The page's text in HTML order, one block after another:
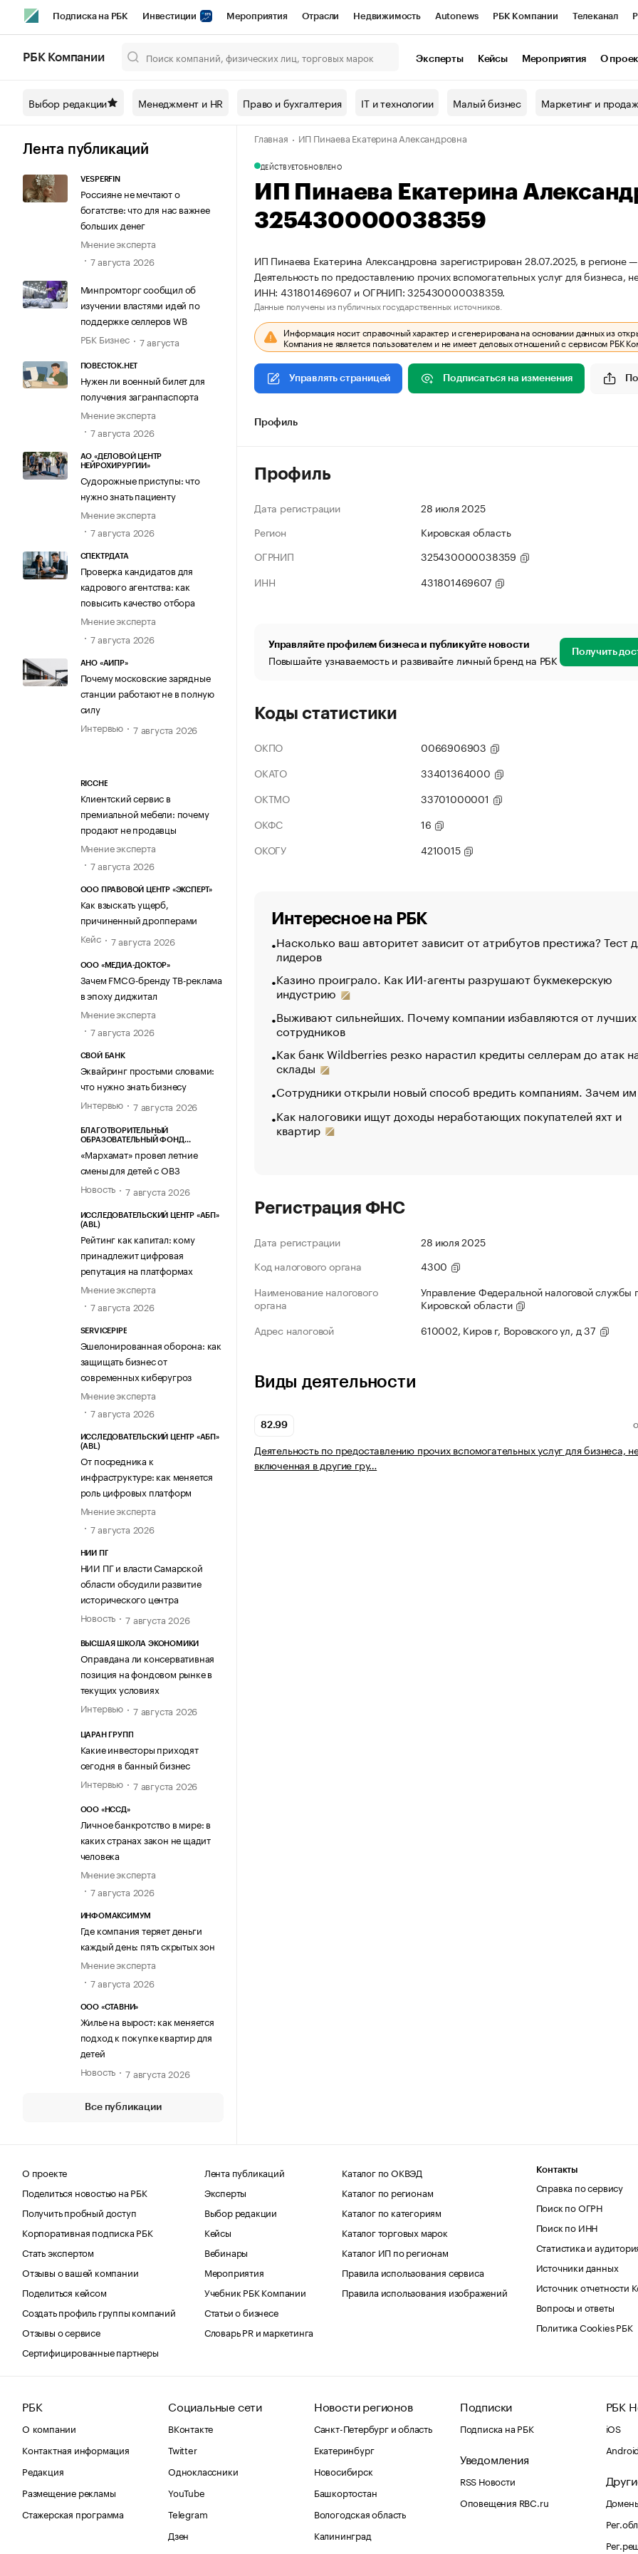
Подписка на РБК Инвестиции Мероприятия Отрасли Недвижимость Autonews РБК Компании Телеканал
Спецпроекты СПб Конференции СПб Спецпроекты Проверка контрагентов
Технологии и медиа Рынок наличной валюты
РБК Компании Эксперты Кейсы Мероприятия О
Выбор редакции Менеджмент и HR Право и бухгалтерия IT и технологии Малый бизнес Маркетинг и
Лента публикаций
VESPERFIN
Россияне не мечтают о
богатстве: что для нас важнее
больших денег
Мнение эксперта
7 августа 2026
Минпромторг сообщил об
изучении властями идей по
поддержке селлеров WB
РБК Бизнес
7 августа
ПОВЕСТОК.НЕТ
Нужен ли военный билет для
получения загранпаспорта
Мнение эксперта
7 августа 2026
АО «ДЕЛОВОЙ ЦЕНТР
НЕЙРОХИРУРГИИ»
Судорожные приступы: что
нужно знать пациенту
Мнение эксперта
7 августа 2026
СПЕКТРДАТА
Проверка кандидатов для
кадрового агентства: как
повысить качество отбора
Мнение эксперта
7 августа 2026
АНО «АИПР»
Почему московские зарядные
станции работают не в полную
силу
Интервью
7 августа 2026
RICCHE
Клиентский сервис в
премиальной мебели: почему
продают не продавцы
Мнение эксперта
7 августа 2026
ООО ПРАВОВОЙ ЦЕНТР «ЭКСПЕРТ»
Как взыскать ущерб,
причиненный дропперами
Кейс
7 августа 2026
ООО «МЕДИА-ДОКТОР»
Зачем FMCG-бренду ТВ-реклама
в эпоху диджитал
Мнение эксперта
7 августа 2026
СВОЙ БАНК
Эквайринг простыми словами:
что нужно знать бизнесу
Интервью
7 августа 2026
БЛАГОТВОРИТЕЛЬНЫЙ
ОБРАЗОВАТЕЛЬНЫЙ ФОНД
«Мархамат» провел летние
смены для детей с ОВЗ
Новость
7 августа 2026
ИССЛЕДОВАТЕЛЬСКИЙ ЦЕНТР «АБП»
(ABL)
Рейтинг как капитал: кому
принадлежит цифровая
репутация на платформах
Мнение эксперта
7 августа 2026
SERVICEPIPE
Эшелонированная оборона: как
защищать бизнес от
современных киберугроз
Мнение эксперта
7 августа 2026
ИССЛЕДОВАТЕЛЬСКИЙ ЦЕНТР «АБП»
(ABL)
От посредника к
инфраструктуре: как меняется
роль цифровых платформ
Мнение эксперта
7 августа 2026
НИИ ПГ
НИИ ПГ и власти Самарской
области обсудили развитие
исторического центра
Новость
7 августа 2026
ВЫСШАЯ ШКОЛА ЭКОНОМИКИ
Оправдана ли консервативная
позиция на фондовом рынке в
текущих условиях
Интервью
7 августа 2026
ЦАРАН ГРУПП
Какие инвесторы приходят
сегодня в банный бизнес
Интервью
7 августа 2026
ООО «НССД»
Личное банкротство в мире: в
каких странах закон не щадит
человека
Мнение эксперта
7 августа 2026
ИНФОМАКСИМУМ
Где компания теряет деньги
каждый день: пять скрытых зон
Мнение эксперта
7 августа 2026
ООО «СТАВНИ»
Жилье на вырост: как меняется
подход к покупке квартир для
детей
Новость
7 августа 2026
Все публикации
Главная ИП Пинаева Екатерина Александровна
ДЕЙСТВУЕТОБНОВЛЕНО
ИП Пинаева Екатерина
325430000038359
ИП Пинаева Екатерина Александровна зарегистрирован 28.07.2025, в регионе
Деятельность по предоставлению прочих вспомогательных услуг для бизнеса,
ИНН: 431801469607 и ОГРНИП: 325430000038359.
Данные получены из публичных государственных источников.
Информация носит справочный характер и сгенерирована на основании данных из
Компания не является пользователем и не имеет деловых отношений с сервисом РБК
Управлять страницей Подписаться на изменения
Профиль
Профиль
Дата регистрации
28 июля 2025
Регион
Кировская область
ОГРНИП
325430000038359
ИНН
431801469607
Управляйте профилем бизнеса и публикуйте новости
Повышайте узнаваемость и развивайте личный бренд на РБК Получить
Коды статистики
ОКПО
0066906903
ОКАТО
33401364000
ОКТМО
33701000001
ОКФС
16
ОКОГУ
4210015
Интересное на РБК
Насколько ваш авторитет зависит от атрибутов престижа? Тест
лидеров
Казино проиграло. Как ИИ-агенты разрушают букмекерскую
индустрию
Выживают сильнейших. Почему компании избавляются от лучших
сотрудников
Как банк Wildberries резко нарастил кредиты селлерам до атак
склады
Сотрудники открыли новый способ вредить компаниям. Зачем
Как налоговики ищут доходы неработающих покупателей яхт и
квартир
Регистрация ФНС
Дата регистрации
28 июля 2025
Код налогового органа
4300
Наименование налогового
органа
Управление Федеральной налоговой службы
Кировской области
Адрес налоговой
610002, Киров г, Воровского ул, д 37
Виды деятельности
82.99
Деятельность по предоставлению прочих вспомогательных услуг для бизнеса,
включенная в другие гру…
О проекте
Поделиться новостью на РБК
Получить пробный доступ
Корпоративная подписка РБК
Стать экспертом
Отзывы о вашей компании
Поделиться кейсом
Создать профиль группы компаний
Отзывы о сервисе
Сертифицированные партнеры
Лента публикаций
Эксперты
Выбор редакции
Кейсы
Вебинары
Мероприятия
Учебник РБК Компании
Статьи о бизнесе
Словарь PR и маркетинга
Каталог по ОКВЭД
Каталог по регионам
Каталог по категориям
Каталог торговых марок
Каталог ИП по регионам
Правила использования сервиса
Правила использования изображений
Контакты
Справка по сервису
Поиск по ОГРН
Поиск по ИНН
Статистика и
Источники данных
Источник отчетности
Вопросы и ответы
Политика Cookies РБК
РБК
О компании
Контактная информация
Редакция
Размещение рекламы
Стажерская программа
Социальные сети
ВКонтакте
Twitter
Одноклассники
YouTube
Telegram
Дзен
Новости регионов
Санкт-Петербург и область
Екатеринбург
Новосибирск
Башкортостан
Вологодская область
Калининград
Подписки
Подписка на РБК
Уведомления
RSS Новости
Оповещения RBC.ru
РБК
iOS